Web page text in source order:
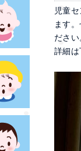
児童
ます
ださい
詳細は